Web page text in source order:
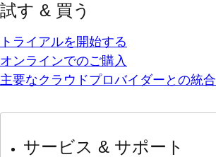
試す & 買う
トライアルを開始する
オンラインでのご購入
主要なクラウドプロバイダーとの統合
サービス & サポート